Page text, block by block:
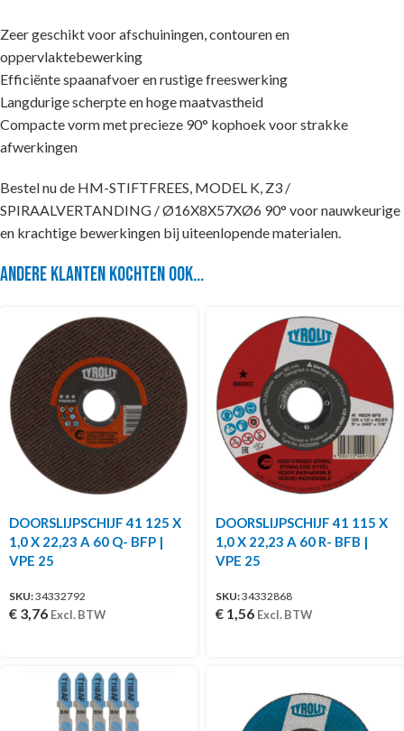
Zeer geschikt voor afschuiningen, contouren en
oppervlaktebewerking
Efficiënte spaanafvoer en rustige freeswerking
Langdurige scherpte en hoge maatvastheid
Compacte vorm met precieze 90° kophoek voor strakke
afwerkingen
Bestel nu de HM-STIFTFREES, MODEL K, Z3 /
SPIRAALVERTANDING / Ø16X8X57XØ6 90° voor nauwkeurige
en krachtige bewerkingen bij uiteenlopende materialen.
Andere klanten kochten ook...
DOORSLIJPSCHIJF 41 125 X
1,0 X 22,23 A 60 Q- BFP |
VPE 25
SKU:34332792
€ 3,76 Excl. BTW
DOORSLIJPSCHIJF 41 115 X
1,0 X 22,23 A 60 R- BFB |
VPE 25
SKU:34332868
€ 1,56 Excl. BTW